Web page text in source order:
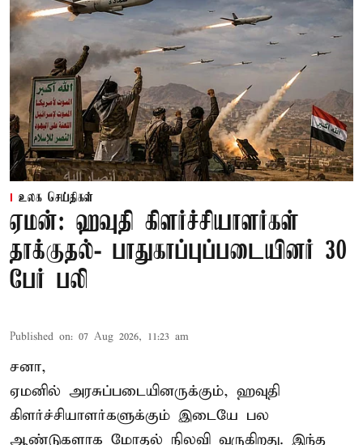
உலக செய்திகள்
ஏமன்: ஹவுதி கிளர்ச்சியாளர்கள்
தாக்குதல்- பாதுகாப்புப்படையினர் 30
பேர் பலி
Published on: 07 Aug 2026, 11:23 am
சனா,
ஏமனில் அரசுப்படையினருக்கும், ஹவுதி
கிளர்ச்சியாளர்களுக்கும் இடையே பல
ஆண்டுகளாக மோதல் நிலவி வருகிறது. இந்த